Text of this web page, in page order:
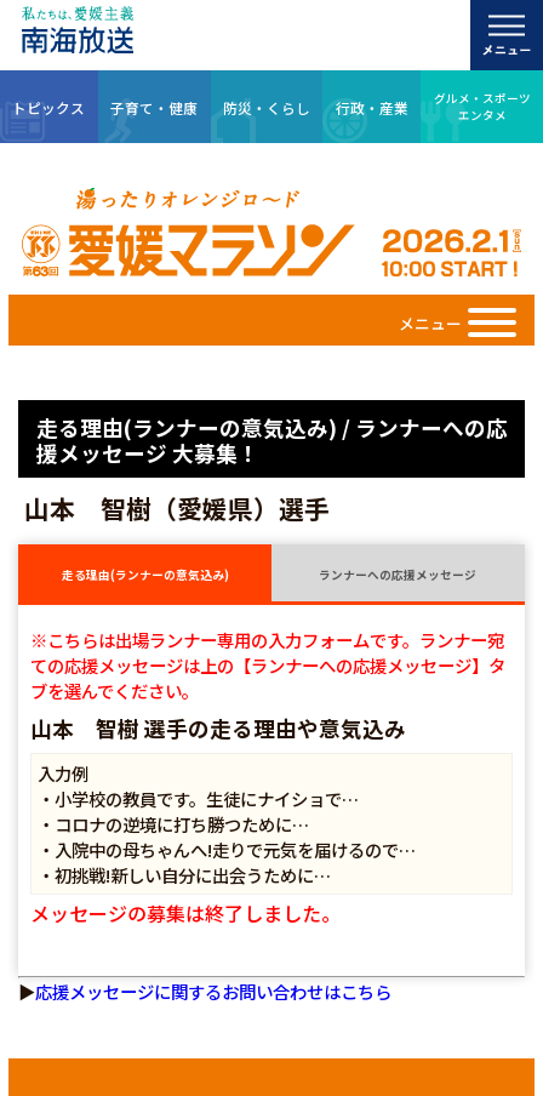
トピックス 子育て・健康 防災・くらし 行政・産業
グルメ・スポーツ
エンタメ
メニュー
走る理由(ランナーの意気込み) / ランナーへの応
援メッセージ 大募集！
山本 智樹（愛媛県）選手
走る理由(ランナーの意気込み) ランナーへの応援メッセージ
※こちらは出場ランナー専用の入力フォームです。ランナー宛
ての応援メッセージは上の【ランナーへの応援メッセージ】タ
ブを選んでください。
山本 智樹 選手の走る理由や意気込み
入力例
・小学校の教員です。生徒にナイショで…
・コロナの逆境に打ち勝つために…
・入院中の母ちゃんへ!走りで元気を届けるので…
・初挑戦!新しい自分に出会うために…
メッセージの募集は終了しました。
▶応援メッセージに関するお問い合わせはこちら